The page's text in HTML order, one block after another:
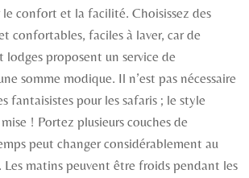
le confort et la facilité. Choisissez des
confortables, faciles à laver, car de
lodges proposent un service de
somme modique. Il n’est pas nécessaire
fantaisistes pour les safaris ; le style
! Portez plusieurs couches de
peut changer considérablement au
Les matins peuvent être froids pendant les